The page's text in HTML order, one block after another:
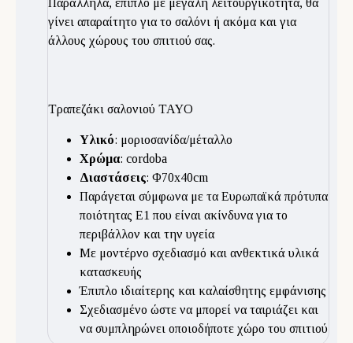
Παράλληλα, έπιπλο με μεγάλη λειτουργικότητα, θα
γίνει απαραίτητο για το σαλόνι ή ακόμα και για
άλλους χώρους του σπιτιού σας.
Τραπεζάκι σαλονιού TAYO
Υλικό: μοριοσανίδα/μέταλλο
Χρώμα: cordoba
Διαστάσεις: Φ70x40cm
Παράγεται σύμφωνα με τα Ευρωπαϊκά πρότυπα
ποιότητας Ε1 που είναι ακίνδυνα για το
περιβάλλον και την υγεία
Με μοντέρνο σχεδιασμό και ανθεκτικά υλικά
κατασκευής
Έπιπλο ιδιαίτερης και καλαίσθητης εμφάνισης
Σχεδιασμένο ώστε να μπορεί να ταιριάζει και
να συμπληρώνει οποιοδήποτε χώρο του σπιτιού